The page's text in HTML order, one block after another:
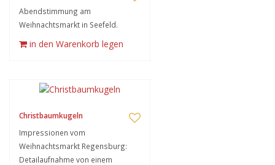
Abendstimmung am
Weihnachtsmarkt in Seefeld.
in den Warenkorb legen
Christbaumkugeln
Impressionen vom
Weihnachtsmarkt Regensburg:
Detailaufnahme von einem